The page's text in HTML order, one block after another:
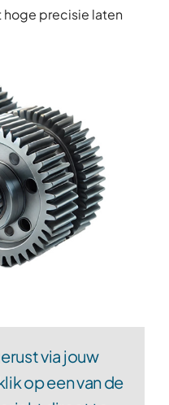
precisie laten
via jouw
op een van de